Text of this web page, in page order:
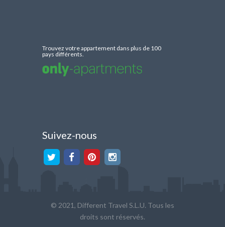
Trouvez votre appartement dans plus de 100
pays différents.
Suivez-nous
© 2021, Different Travel S.L.U. Tous les
droits sont réservés.